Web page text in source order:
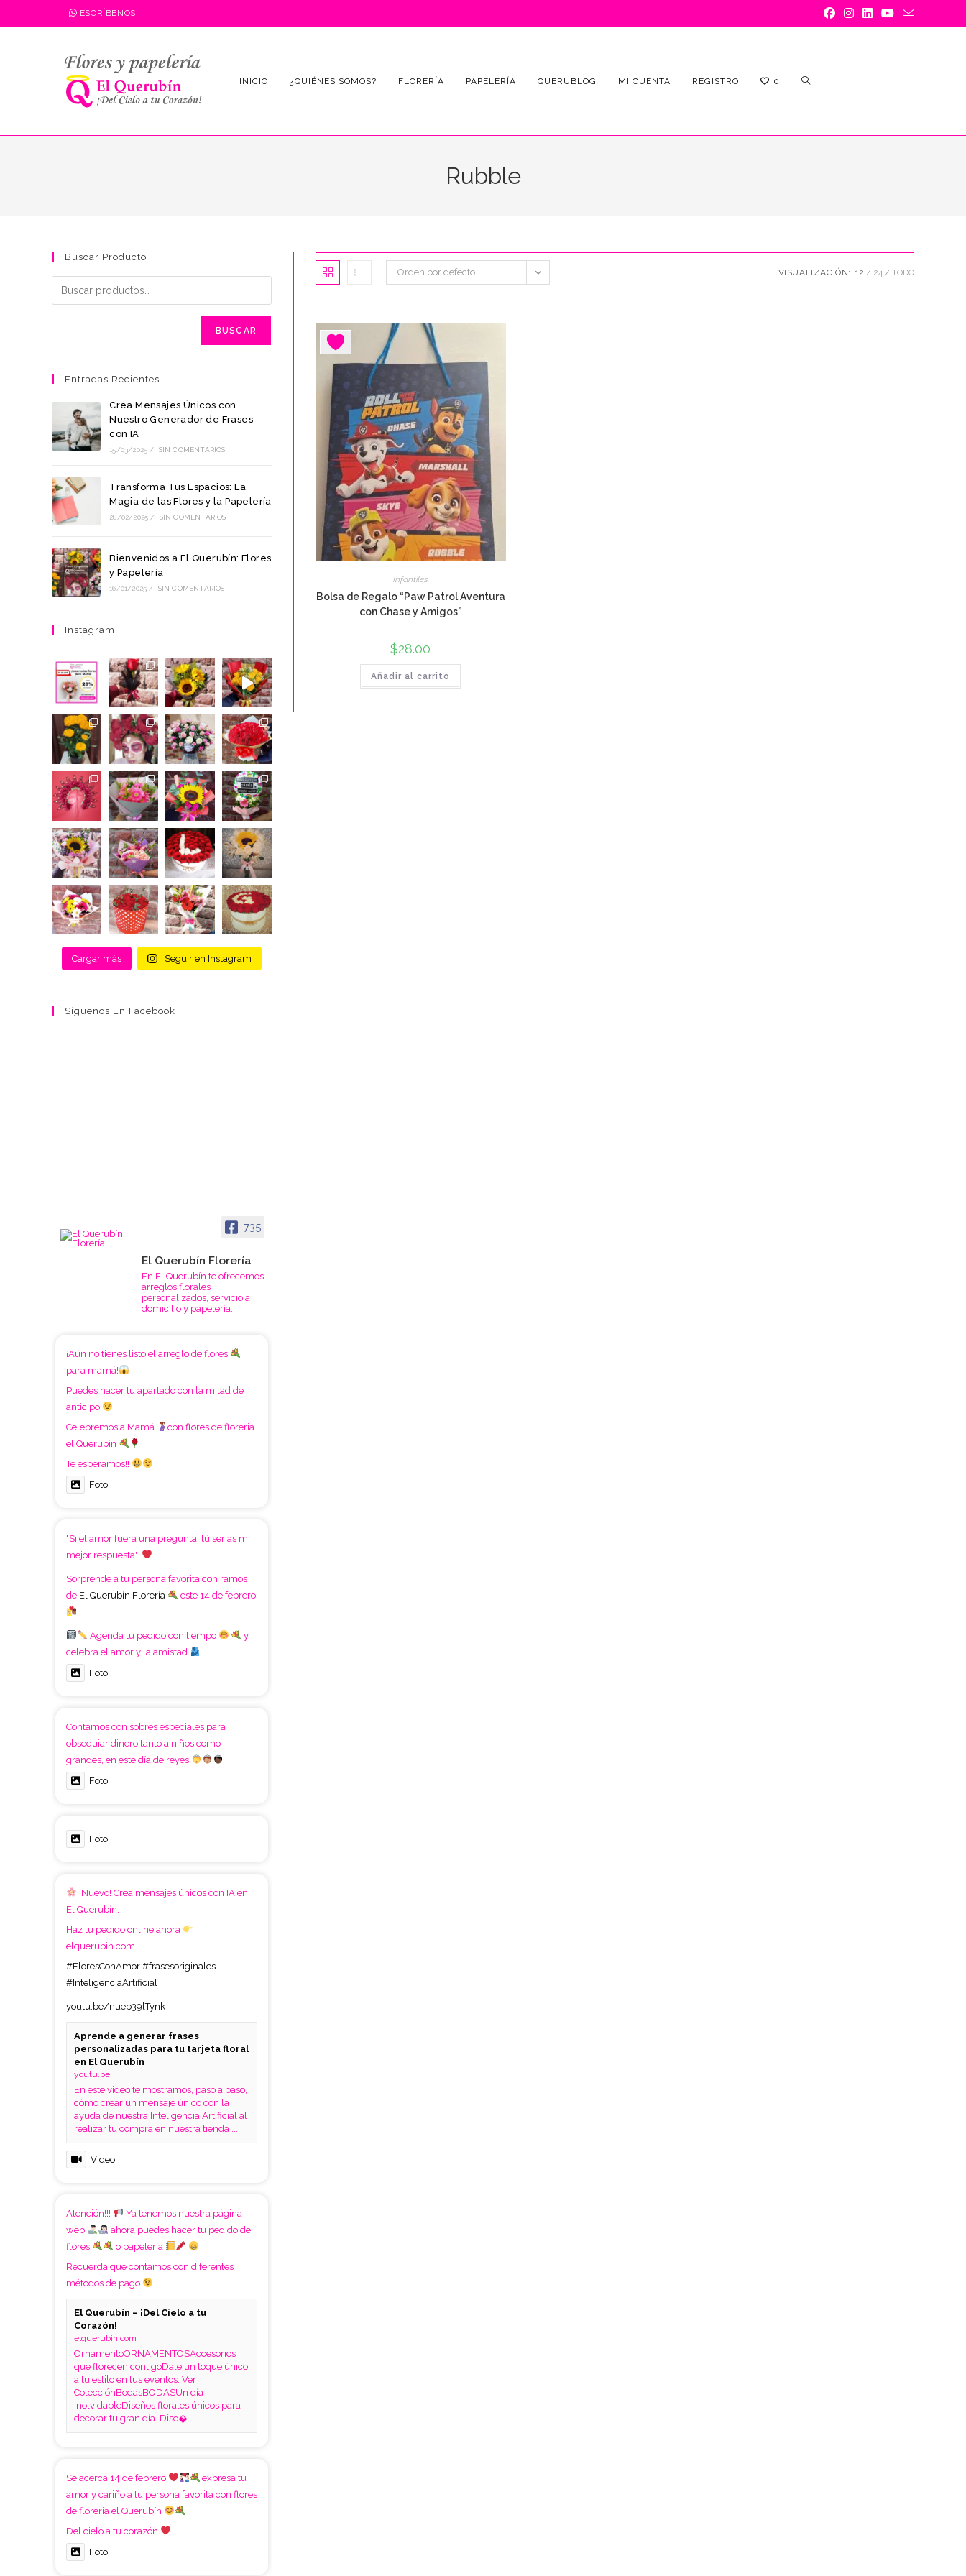
al
ESCRÍBENOS
INICIO ¿QUIÉNES SOMOS? FLORERÍA PAPELERÍA QUERUBLOG MI CUENTA REGISTRO 0 ALTERNAR
DE
Rubble
Orden por defecto VISUALIZACIÓN: 12 24 TODO
Infantiles
Bolsa de Regalo “Paw Patrol Aventura
con Chase y Amigos”
$28.00
Añadir al carrito
Buscar Producto
BUSCAR
Entradas Recientes
Crea Mensajes Únicos con
Nuestro Generador de Frases
con IA
15/03/2025 / SIN COMENTARIOS
Transforma Tus Espacios: La
Magia de las Flores y la Papelería
28/02/2025 / SIN COMENTARIOS
Bienvenidos a El Querubín: Flores
y Papelería
16/01/2025 / SIN COMENTARIOS
Instagram
Cargar más Seguir en Instagram
Síguenos En Facebook
735
El Querubín Florería
En El Querubín te ofrecemos
arreglos florales
personalizados, servicio a
domicilio y papelería.
¡Aún no tienes listo el arreglo de flores
para mamá!
Puedes hacer tu apartado con la mitad de
anticipo
Celebremos a Mamá
con flores de floreria
el Querubín
Te esperamos!!
Foto
"Si el amor fuera una pregunta, tú serías mi
mejor respuesta".
Sorprende a tu persona favorita con ramos
de El Querubín Florería este 14 de febrero
Agenda tu pedido con tiempo
y
celebra el amor y la amistad
Foto
Contamos con sobres especiales para
obsequiar dinero tanto a niños como
grandes, en este día de reyes
Foto
Foto
¡Nuevo! Crea mensajes únicos con IA en
El Querubín.
Haz tu pedido online ahora
elquerubin.com
#FloresConAmor #frasesoriginales
#InteligenciaArtificial
youtu.be/nueb39lTynk
Aprende a generar frases
personalizadas para tu tarjeta floral
en El Querubín
youtu.be
En este video te mostramos, paso a paso,
cómo crear un mensaje único con la
ayuda de nuestra Inteligencia Artificial al
realizar tu compra en nuestra tienda ...
Video
Atención!!!
Ya tenemos nuestra página
web
ahora puedes hacer tu pedido de
flores
o papelería
Recuerda que contamos con diferentes
métodos de pago
El Querubín – ¡Del Cielo a tu
Corazón!
elquerubin.com
OrnamentoORNAMENTOSAccesorios
que florecen contigoDale un toque único
a tu estilo en tus eventos. Ver
ColecciónBodasBODASUn día
inolvidableDiseños florales únicos para
decorar tu gran día. Dise�...
Se acerca 14 de febrero
expresa tu
amor y cariño a tu persona favorita con flores
de floreria el Querubín
Del cielo a tu corazón
Foto